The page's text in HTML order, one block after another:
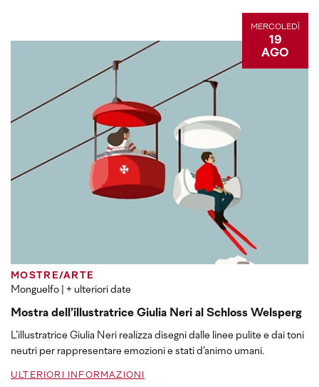
MERCOLEDÌ
19
AGO
MOSTRE/ARTE
Monguelfo | + ulteriori date
Mostra dell’illustratrice Giulia Neri al Schloss Welsperg
L’illustratrice Giulia Neri realizza disegni dalle linee pulite e dai toni
neutri per rappresentare emozioni e stati d’animo umani.
ULTERIORI INFORMAZIONI